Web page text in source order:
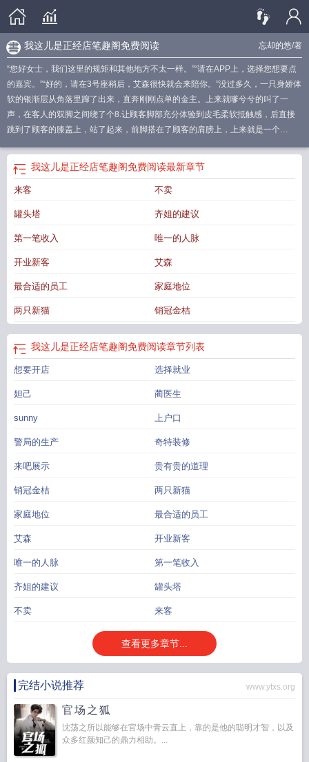
忘却的悠/著
我这儿是正经店笔趣阁免费阅读
“您好女士，我们这里的规矩和其他地方不太一样。”“请在APP上，选择您想要点
的嘉宾。”“好的，请在3号座稍后，艾森很快就会来陪你。”没过多久，一只身娇体
软的银渐层从角落里蹿了出来，直奔刚刚点单的金主。上来就嗲兮兮的叫了一
声，在客人的双脚之间绕了个8.让顾客脚部充分体验到皮毛柔软抵触感，后直接
跳到了顾客的膝盖上，站了起来，前脚搭在了顾客的肩膀上，上来就是一个
看，我们这里是正经店。刚说完，VIP包厢的大门打开，里面走出来一个一身大牌
的富姐。只见富姐肩膀上蹲着一只可爱的小鹦鹉，怀里抱着两只幼猫，脚下一堆
谄媚的猫猫狗狗。“老板，我看资料说，今天是金桔的噶蛋纪念日，我能给他点个
直接笑眯眯的开口。“听说老板进新人了，可需要我……”祝为墨上前直接捂住捣乱
的嘴：“他是兽医，来给新人……呸，给新猫做体检的。”总之……欢迎光临“贵有
六休一，周六无更。PS男主有能沟通自家宠物，以及让自家宠物更加聪明的金手
指。PPS，猫有不同，本文中任何抚养细节都来自于网络，不作为正确标准参
来表述，要考试的小朋友不要学。
我这儿是正经店32
阅读我这儿是正经店免费阅读我这儿是正经店 作者忘却的悠我这儿是正经店
by忘却的悠助手 我这儿是正经店忘却的悠笔趣阁在哪里看
TXT我这儿是正经店by忘却的悠免费阅读最我这儿是正经店by忘却的悠免费我
这么正经的人
我这儿是正经店by忘却的我这儿是正经店百度
我这儿是正经店英语
TXT我这儿是正经店by忘却的悠百度 我这儿是正经店晋江
意我这儿是正经店TXT百度免费
我这儿是正经店笔趣阁免费阅读最新章节
来客 不卖
罐头塔 齐姐的建议
第一笔收入 唯一的人脉
开业新客 艾森
最合适的员工 家庭地位
两只新猫 销冠金桔
我这儿是正经店笔趣阁免费阅读章节列表
想要开店 选择就业
妲己 蔺医生
sunny 上户口
警局的生产 奇特装修
来吧展示 贵有贵的道理
销冠金桔 两只新猫
家庭地位 最合适的员工
艾森 开业新客
唯一的人脉 第一笔收入
齐姐的建议 罐头塔
不卖 来客
查看更多章节...
完结小说推荐 www.ytxs.org
官场之狐
沈荡之所以能够在官场中青云直上，靠的是他的聪明才智，以及
众多红颜知己的鼎力相助。...